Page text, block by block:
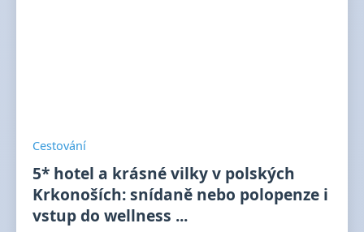
Cestování
5* hotel a krásné vilky v polských
Krkonoších: snídaně nebo polopenze i
vstup do wellness ...